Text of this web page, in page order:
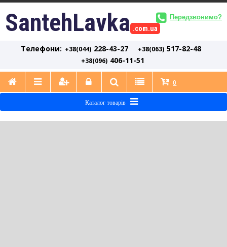
SantehLavka .com.ua
Телефони: +38(044) 228-43-27 +38(063) 517-82-48
+38(096) 406-11-51
Передзвонимо?
0
Каталог товарів